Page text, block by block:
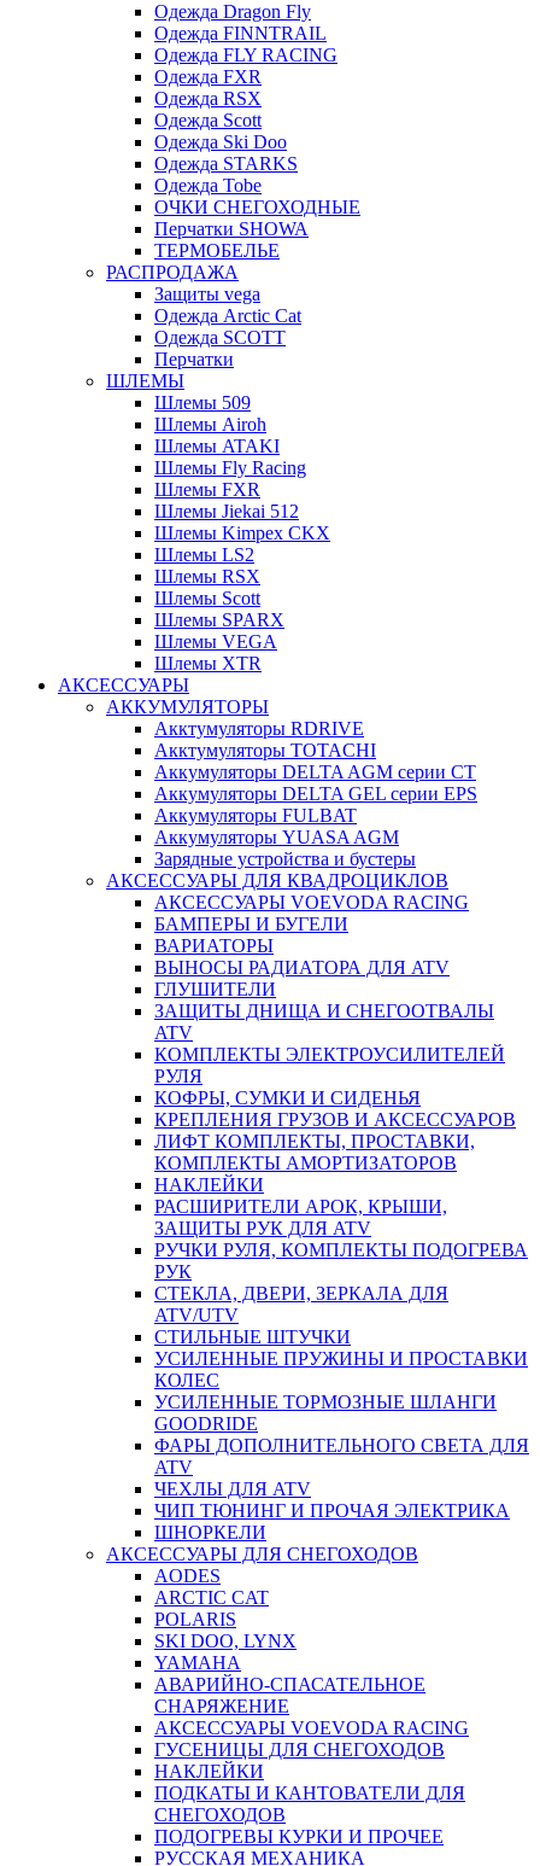
Одежда Dragon Fly
Одежда FINNTRAIL
Одежда FLY RACING
Одежда FXR
Одежда RSX
Одежда Scott
Одежда Ski Doo
Одежда STARKS
Одежда Tobe
ОЧКИ СНЕГОХОДНЫЕ
Перчатки SHOWA
ТЕРМОБЕЛЬЕ
РАСПРОДАЖА
Защиты vega
Одежда Arctic Cat
Одежда SCOTT
Перчатки
ШЛЕМЫ
Шлемы 509
Шлемы Airoh
Шлемы ATAKI
Шлемы Fly Racing
Шлемы FXR
Шлемы Jiekai 512
Шлемы Kimpex CKX
Шлемы LS2
Шлемы RSX
Шлемы Scott
Шлемы SPARX
Шлемы VEGA
Шлемы XTR
АКСЕССУАРЫ
АККУМУЛЯТОРЫ
Акктумуляторы RDRIVE
Акктумуляторы TOTACHI
Аккумуляторы DELTA AGM серии CT
Аккумуляторы DELTA GEL серии EPS
Аккумуляторы FULBAT
Аккумуляторы YUASA AGM
Зарядные устройства и бустеры
АКСЕССУАРЫ ДЛЯ КВАДРОЦИКЛОВ
АКСЕССУАРЫ VOEVODA RACING
БАМПЕРЫ И БУГЕЛИ
ВАРИАТОРЫ
ВЫНОСЫ РАДИАТОРА ДЛЯ ATV
ГЛУШИТЕЛИ
ЗАЩИТЫ ДНИЩА И СНЕГООТВАЛЫ
ATV
КОМПЛЕКТЫ ЭЛЕКТРОУСИЛИТЕЛЕЙ
РУЛЯ
КОФРЫ, СУМКИ И СИДЕНЬЯ
КРЕПЛЕНИЯ ГРУЗОВ И АКСЕССУАРОВ
ЛИФТ КОМПЛЕКТЫ, ПРОСТАВКИ,
КОМПЛЕКТЫ АМОРТИЗАТОРОВ
НАКЛЕЙКИ
РАСШИРИТЕЛИ АРОК, КРЫШИ,
ЗАЩИТЫ РУК ДЛЯ ATV
РУЧКИ РУЛЯ, КОМПЛЕКТЫ ПОДОГРЕВА
РУК
СТЕКЛА, ДВЕРИ, ЗЕРКАЛА ДЛЯ
ATV/UTV
СТИЛЬНЫЕ ШТУЧКИ
УСИЛЕННЫЕ ПРУЖИНЫ И ПРОСТАВКИ
КОЛЕС
УСИЛЕННЫЕ ТОРМОЗНЫЕ ШЛАНГИ
GOODRIDE
ФАРЫ ДОПОЛНИТЕЛЬНОГО СВЕТА ДЛЯ
ATV
ЧЕХЛЫ ДЛЯ ATV
ЧИП ТЮНИНГ И ПРОЧАЯ ЭЛЕКТРИКА
ШНОРКЕЛИ
АКСЕССУАРЫ ДЛЯ СНЕГОХОДОВ
AODES
ARCTIC CAT
POLARIS
SKI DOO, LYNX
YAMAHA
АВАРИЙНО-СПАСАТЕЛЬНОЕ
СНАРЯЖЕНИЕ
АКСЕССУАРЫ VOEVODA RACING
ГУСЕНИЦЫ ДЛЯ СНЕГОХОДОВ
НАКЛЕЙКИ
ПОДКАТЫ И КАНТОВАТЕЛИ ДЛЯ
СНЕГОХОДОВ
ПОДОГРЕВЫ КУРКИ И ПРОЧЕЕ
РУССКАЯ МЕХАНИКА